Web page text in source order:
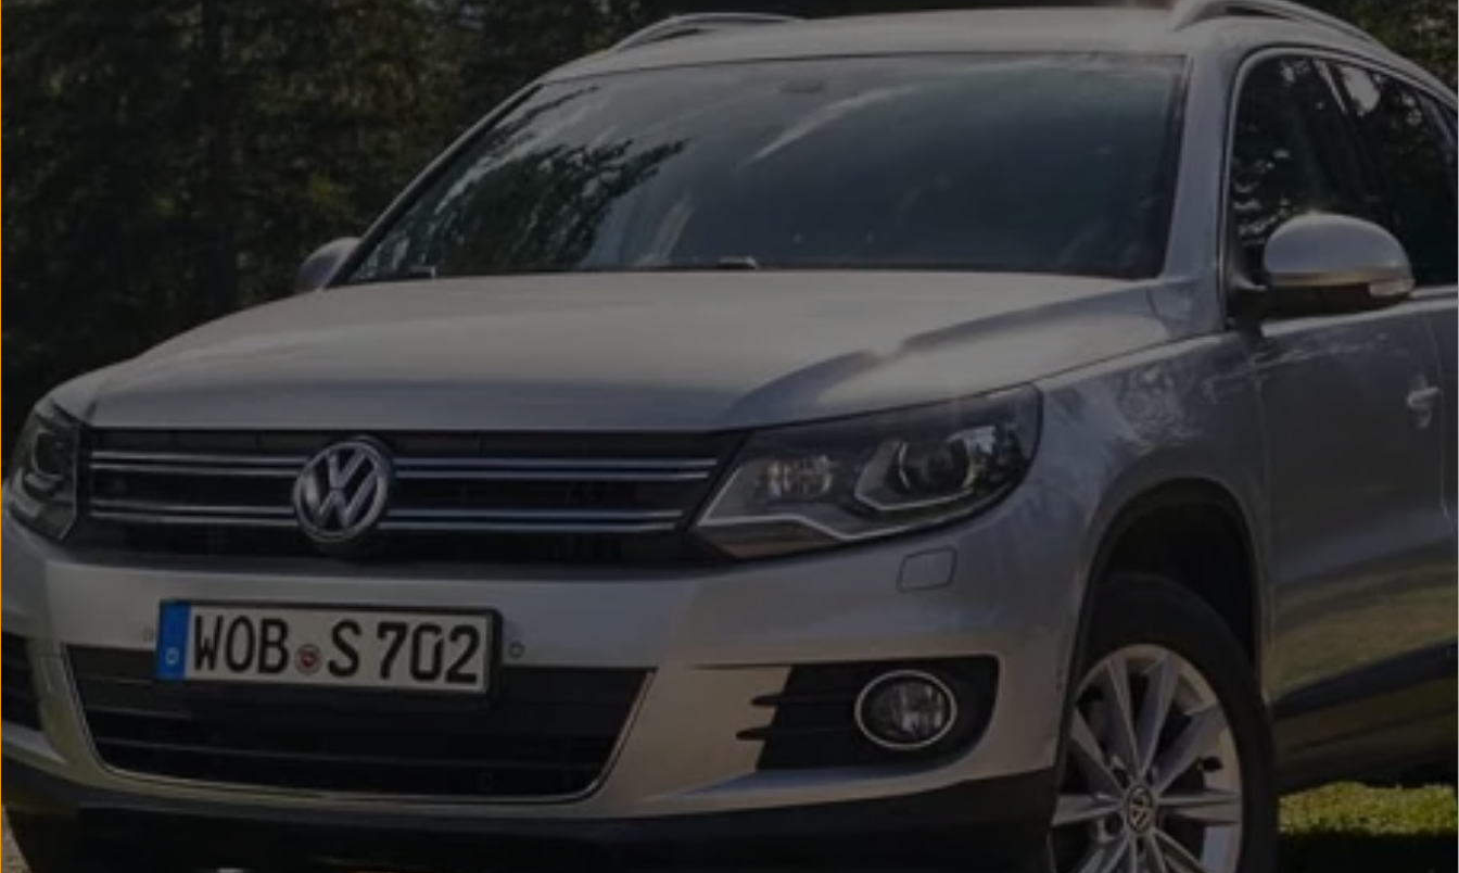
Entretenimiento
Personalización
Todo sobre tu Volkswagen
Información sobre EA189
Suscripción de mantenimiento Long Drive
Sharan
Golf
Polo
Tiguan
Touran
Asistencia en carretera